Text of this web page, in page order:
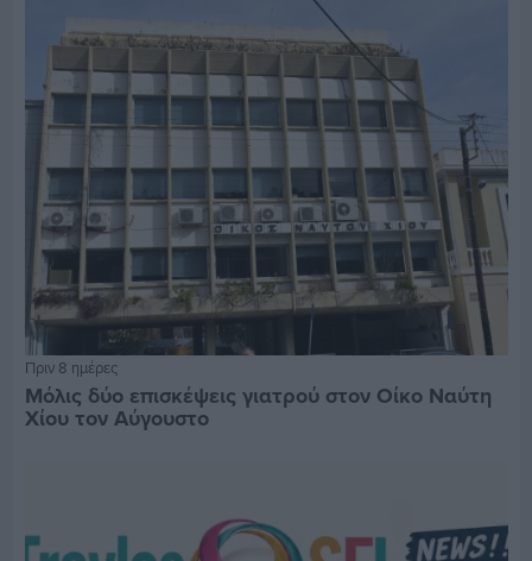
Πριν 8 ημέρες
Μόλις δύο επισκέψεις γιατρού στον Οίκο Ναύτη
Χίου τον Αύγουστο